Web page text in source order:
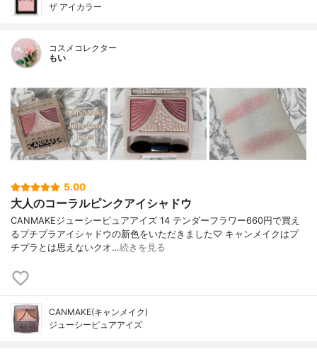
ザ アイカラー
コスメコレクター
もい
5.00
大人のコーラルピンクアイシャドウ
CANMAKEジューシーピュアアイズ 14 テンダーフラワー660円で買え
るプチプラアイシャドウの新色をいただきました♡ キャンメイクはプ
チプラとは思えないクオ…続きを見る
CANMAKE(キャンメイク)
ジューシーピュアアイズ